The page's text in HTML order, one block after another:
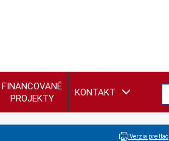
FINANCOVANÉ
PROJEKTY
KONTAKT
Verzia pre tlač